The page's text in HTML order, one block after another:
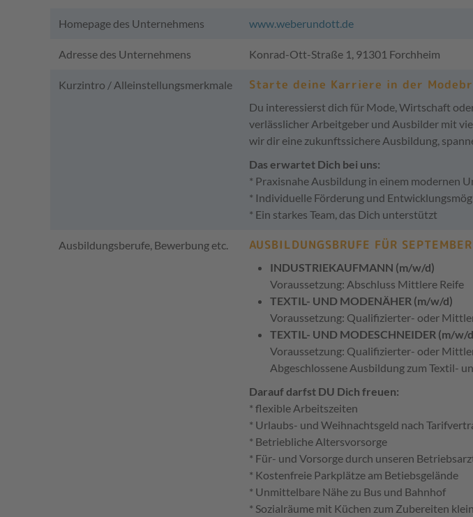
Homepage des Unternehmens www.weberundott.de
Adresse des Unternehmens Konrad-Ott-Straße 1, 91301 Forchheim
Kurzintro / Alleinstellungsmerkmale Starte deine Karriere in der
Du interessierst dich für Mode, Wirtschaft
verlässlicher Arbeitgeber und Ausbilder mit
wir dir eine zukunftssichere Ausbildung,
Das erwartet Dich bei uns:
* Praxisnahe Ausbildung in einem modernen
* Individuelle Förderung und
* Ein starkes Team, das Dich unterstützt
Ausbildungsberufe, Bewerbung etc. AUSBILDUNGSBRUFE FÜR
INDUSTRIEKAUFMANN (m/w/d)
Voraussetzung: Abschluss Mittlere Reife
TEXTIL- UND MODENÄHER (m/w/d)
Voraussetzung: Qualifizierter- oder
TEXTIL- UND MODESCHNEIDER (m/w/
Voraussetzung: Qualifizierter- oder
Abgeschlossene Ausbildung zum Textil-
Darauf darfst DU Dich freuen:
* flexible Arbeitszeiten
* Urlaubs- und Weihnachtsgeld nach
* Betriebliche Altersvorsorge
* Für- und Vorsorge durch unseren
* Kostenfreie Parkplätze am Betiebsgelände
* Unmittelbare Nähe zu Bus und Bahnhof
* Sozialräume mit Küchen zum Zubereiten